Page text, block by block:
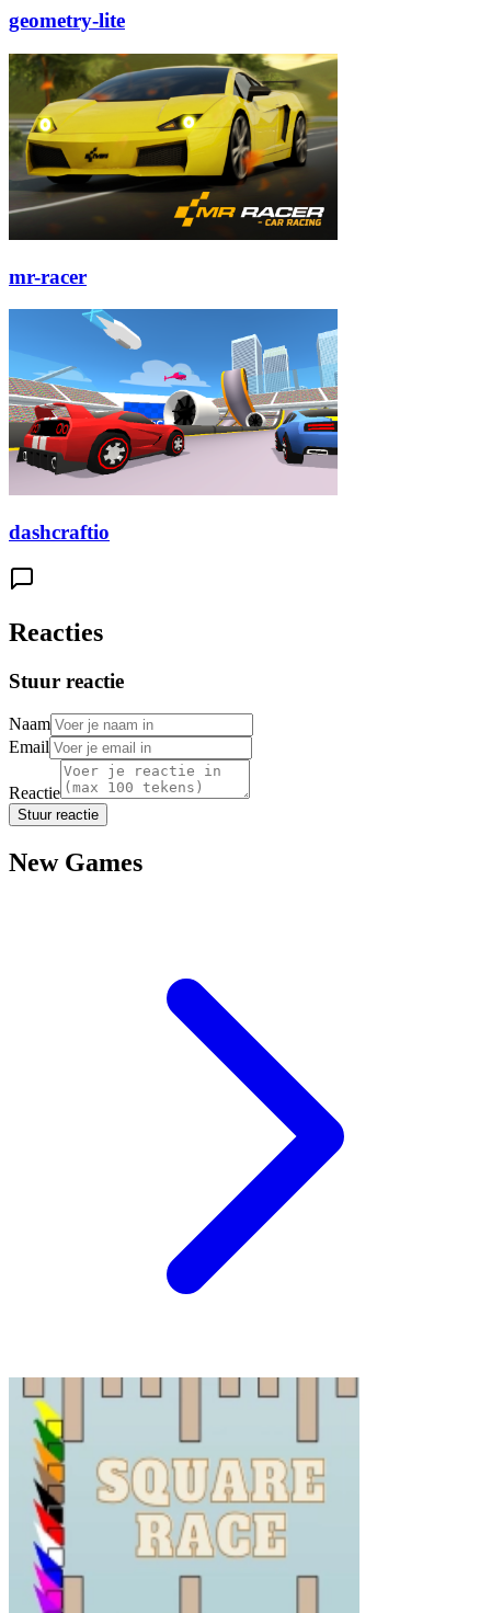
geometry-lite
mr-racer
dashcraftio
Reacties
Stuur reactie
Naam
Email
Reactie
Stuur reactie
New Games